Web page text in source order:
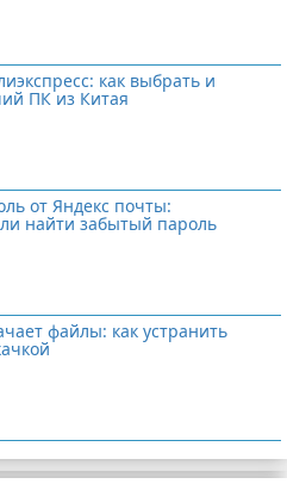
как выбрать и
ПК из Китая
от Яндекс почты:
найти забытый пароль
файлы: как устранить